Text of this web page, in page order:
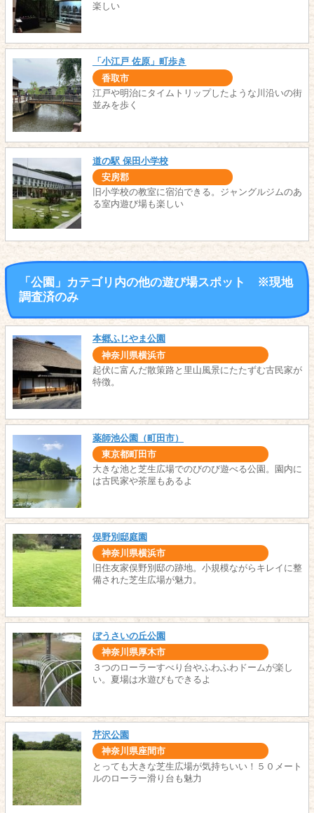
楽しい
「小江戸 佐原」町歩き
香取市
江戸や明治にタイムトリップしたような川沿いの街
並みを歩く
道の駅 保田小学校
安房郡
旧小学校の教室に宿泊できる。ジャングルジムのあ
る室内遊び場も楽しい
「公園」カテゴリ内の他の遊び場スポット ※現地
調査済のみ
本郷ふじやま公園
神奈川県横浜市
起伏に富んだ散策路と里山風景にたたずむ古民家が
特徴。
薬師池公園（町田市）
東京都町田市
大きな池と芝生広場でのびのび遊べる公園。園内に
は古民家や茶屋もあるよ
俣野別邸庭園
神奈川県横浜市
旧住友家俣野別邸の跡地。小規模ながらキレイに整
備された芝生広場が魅力。
ぼうさいの丘公園
神奈川県厚木市
３つのローラーすべり台やふわふわドームが楽し
い。夏場は水遊びもできるよ
芹沢公園
神奈川県座間市
とっても大きな芝生広場が気持ちいい！５０メート
ルのローラー滑り台も魅力